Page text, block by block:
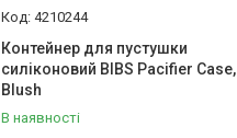
4210244
Контейнер для пустушки
силіконовий BIBS Pacifier Case,
Blush
В наявності